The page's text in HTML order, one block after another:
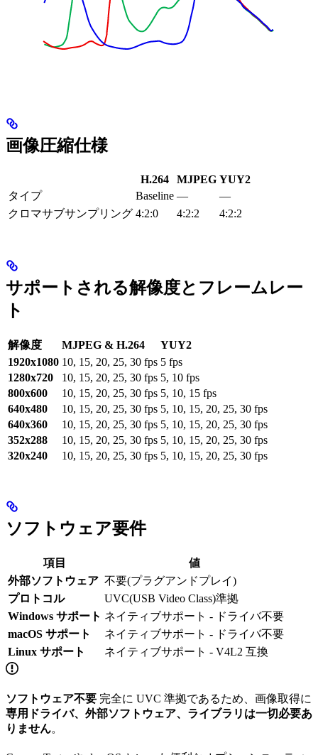
画像圧縮仕様
H.264 MJPEG YUY2
タイプ
Baseline —
—
クロマサブサンプリング 4:2:0 4:2:2 4:2:2
サポートされる解像度とフレームレー
ト
解像度 MJPEG & H.264
YUY2
1920x1080 10, 15, 20, 25, 30 fps 5 fps
1280x720
10, 15, 20, 25, 30 fps 5, 10 fps
800x600
10, 15, 20, 25, 30 fps 5, 10, 15 fps
640x480
10, 15, 20, 25, 30 fps 5, 10, 15, 20, 25, 30 fps
640x360
10, 15, 20, 25, 30 fps 5, 10, 15, 20, 25, 30 fps
352x288
10, 15, 20, 25, 30 fps 5, 10, 15, 20, 25, 30 fps
320x240
10, 15, 20, 25, 30 fps 5, 10, 15, 20, 25, 30 fps
ソフトウェア要件
項目
値
外部ソフトウェア 不要(プラグアンドプレイ)
プロトコル
UVC(USB Video Class)準拠
Windows サポート ネイティブサポート - ドライバ不要
macOS サポート
ネイティブサポート - ドライバ不要
Linux サポート
ネイティブサポート - V4L2 互換
ソフトウェア不要 完全に UVC 準拠であるため、画像取得に
専用ドライバ、外部ソフトウェア、ライブラリは一切必要あ
りません。